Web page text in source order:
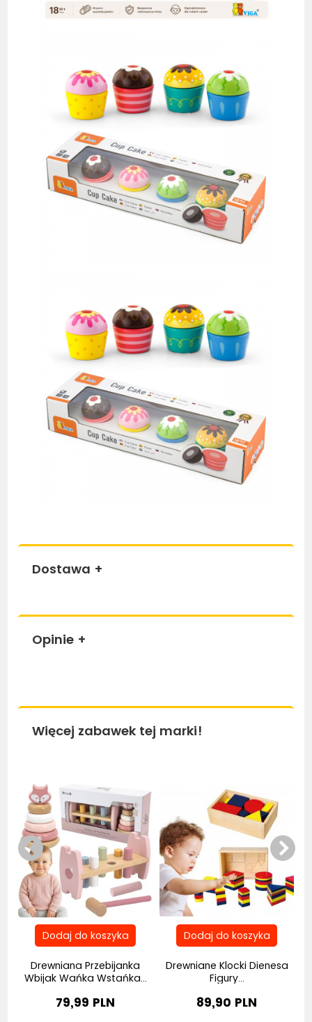
Dostawa +
Opinie +
Więcej zabawek tej marki!
Drewniana Przebijanka
Wbijak Wańka Wstańka...
79,99 PLN
Drewniane Klocki Dienesa
Figury...
89,90 PLN